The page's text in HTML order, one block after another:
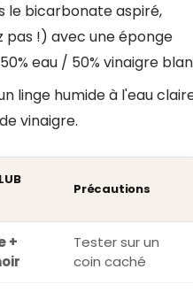
le bicarbonate aspiré,
!) avec une éponge
eau / 50% vinaigre
linge humide à l'eau
vinaigre.
Précautions
+
Tester sur un
coin caché